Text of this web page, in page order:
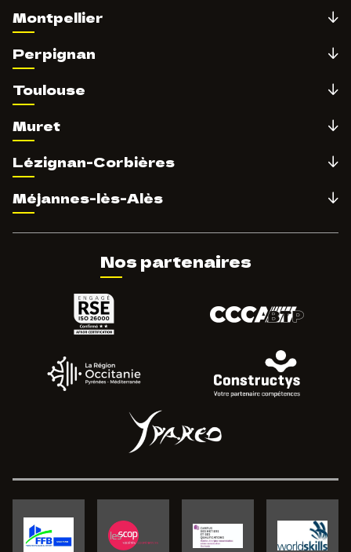
Montpellier
Perpignan
Toulouse
Muret
Lézignan-Corbières
Méjannes-lès-Alès
Nos partenaires